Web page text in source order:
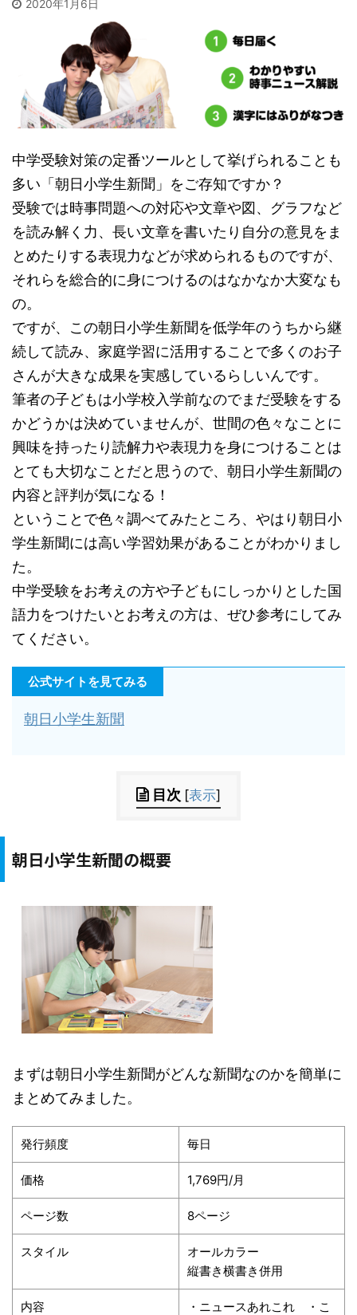
2020年1月6日
中学受験対策の定番ツールとして挙げられることも
多い「朝日小学生新聞」をご存知ですか？
受験では時事問題への対応や文章や図、グラフなど
を読み解く力、長い文章を書いたり自分の意見をま
とめたりする表現力などが求められるものですが、
それらを総合的に身につけるのはなかなか大変なも
の。
ですが、この朝日小学生新聞を低学年のうちから継
続して読み、家庭学習に活用することで多くのお子
さんが大きな成果を実感しているらしいんです。
筆者の子どもは小学校入学前なのでまだ受験をする
かどうかは決めていませんが、世間の色々なことに
興味を持ったり読解力や表現力を身につけることは
とても大切なことだと思うので、朝日小学生新聞の
内容と評判が気になる！
ということで色々調べてみたところ、やはり朝日小
学生新聞には高い学習効果があることがわかりまし
た。
中学受験をお考えの方や子どもにしっかりとした国
語力をつけたいとお考えの方は、ぜひ参考にしてみ
てください。
公式サイトを見てみる
朝日小学生新聞
目次 [表示]
朝日小学生新聞の概要
まずは朝日小学生新聞がどんな新聞なのかを簡単に
まとめてみました。
発行頻度 毎日
価格 1,769円/月
ページ数 8ページ
スタイル
オールカラー
縦書き横書き併用
内容
・ニュースあれこれ ・こ